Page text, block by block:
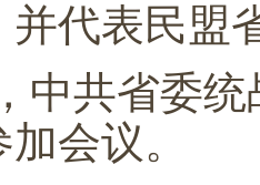
并代表民盟
中共省委
会议。